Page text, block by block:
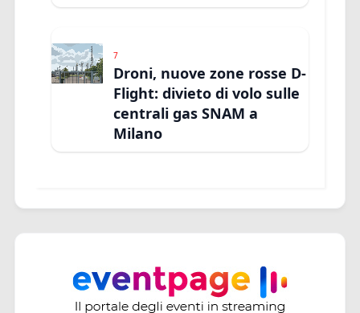
7
Droni, nuove zone rosse D-
Flight: divieto di volo sulle
centrali gas SNAM a
Milano